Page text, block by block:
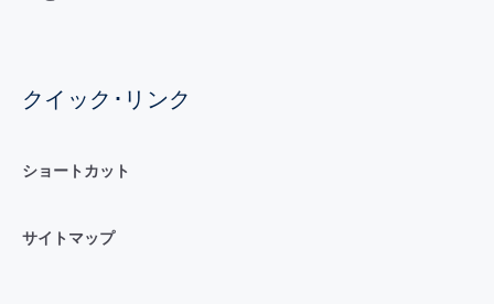
クイック･リンク
ショートカット
サイトマップ